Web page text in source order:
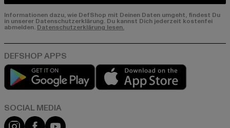
Informationen dazu, wie DefShop mit Deinen Daten umgeht, findest Du
in unserer Datenschutzerklärung. Du kannst Dich jederzeit kostenfei
abmelden. Datenschutzerklärung lesen.
Play market
Instagram
FacebookYouTube